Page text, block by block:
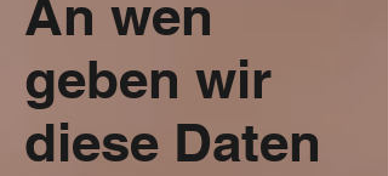
An wen
geben wir
diese Daten